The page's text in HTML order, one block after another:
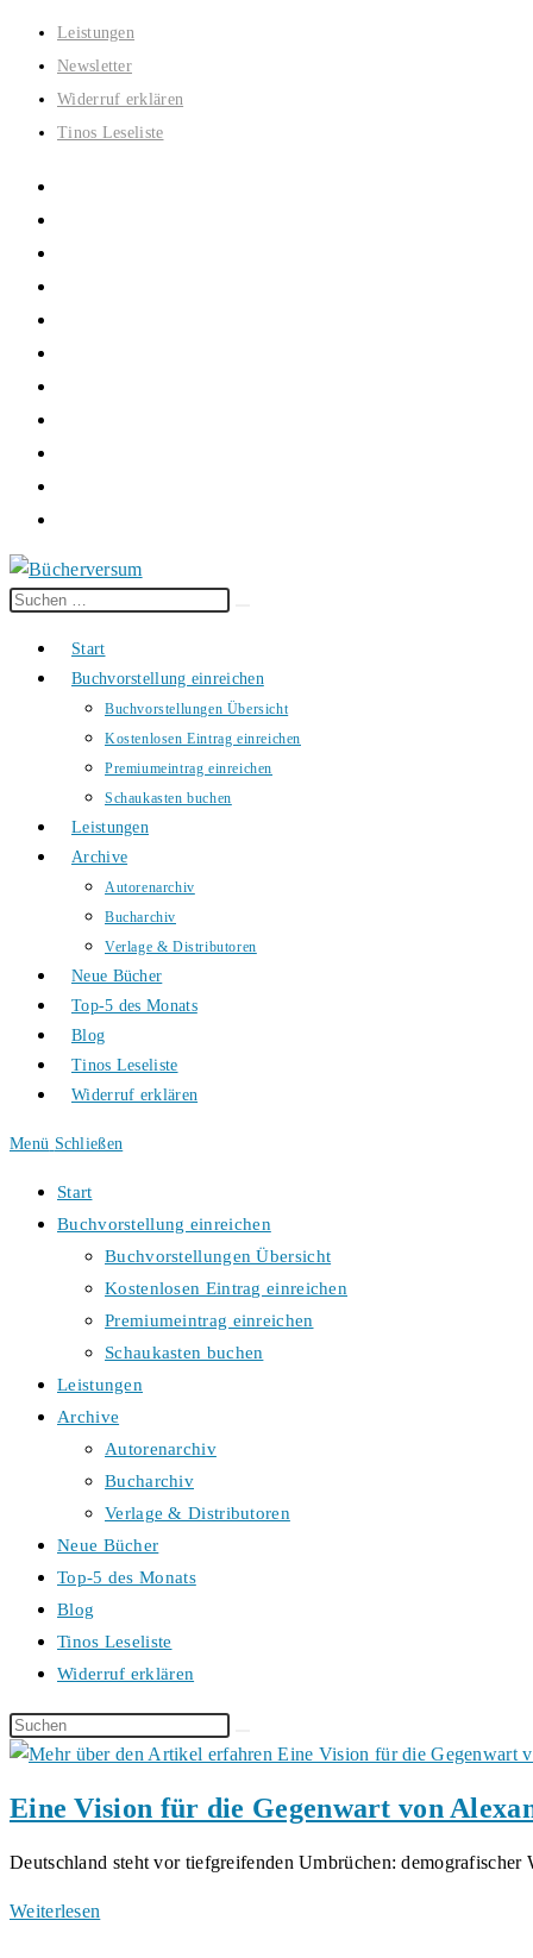
Zum
Inhalt
springen
Leistungen
Newsletter
Widerruf erklären
Tinos Leseliste
Diese
durchsuchen
Start
Buchvorstellung einreichen
Buchvorstellungen Übersicht
Kostenlosen Eintrag einreichen
Premiumeintrag einreichen
Schaukasten buchen
Leistungen
Archive
Autorenarchiv
Bucharchiv
Verlage & Distributoren
Neue Bücher
Top-5 des Monats
Blog
Tinos Leseliste
Widerruf erklären
Menü Schließen
Start
Buchvorstellung einreichen
Buchvorstellungen Übersicht
Kostenlosen Eintrag einreichen
Premiumeintrag einreichen
Schaukasten buchen
Leistungen
Archive
Autorenarchiv
Bucharchiv
Verlage & Distributoren
Neue Bücher
Top-5 des Monats
Blog
Tinos Leseliste
Widerruf erklären
Diese
Website
Eine Vision für die Gegenwart von
Deutschland steht vor tiefgreifenden Umbrüchen:
Weiterlesen